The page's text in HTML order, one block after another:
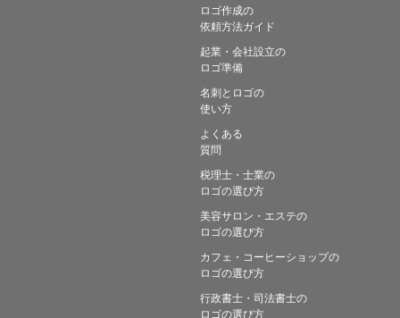
ロゴ作成の
依頼方法ガイド
起業・会社設立の
ロゴ準備
名刺とロゴの
使い方
よくある
質問
税理士・士業の
ロゴの選び方
美容サロン・エステの
ロゴの選び方
カフェ・コーヒーショップの
ロゴの選び方
行政書士・司法書士の
ロゴの選び方